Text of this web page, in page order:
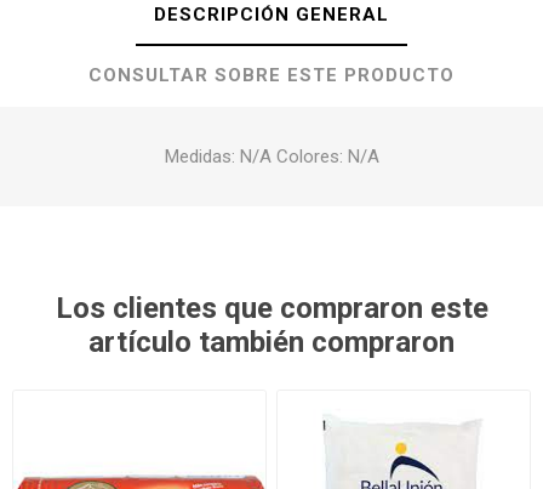
DESCRIPCIÓN GENERAL
CONSULTAR SOBRE ESTE PRODUCTO
Medidas: N/A Colores: N/A
Los clientes que compraron este
artículo también compraron